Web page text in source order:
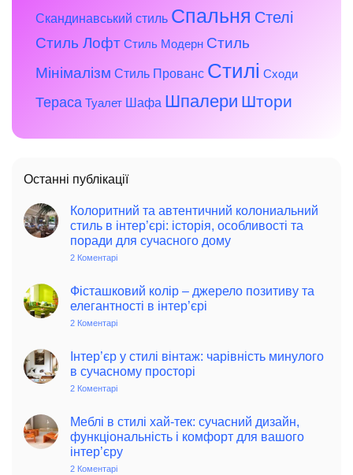
Скандинавський стиль Спальня Стелі
Стиль Лофт Стиль Модерн Стиль
Мінімалізм Стиль Прованс Стилі Сходи
Тераса Туалет Шафа Шпалери Штори
Останні публікації
Колоритний та автентичний колониальний
стиль в інтер’єрі: історія, особливості та
поради для сучасного дому
2 Коментарі
автентичний
колониальний
стиль
особливості
та
поради
Фісташковий колір – джерело позитиву та
елегантності в інтер’єрі
2 Коментарі
–
джерело
позитиву
інтер’єрі
Інтер’єр у стилі вінтаж: чарівність минулого
в сучасному просторі
2 Коментарі
стилі
чарівність
минулого
в
Меблі в стилі хай-тек: сучасний дизайн,
функціональність і комфорт для вашого
інтер’єру
2 Коментарі